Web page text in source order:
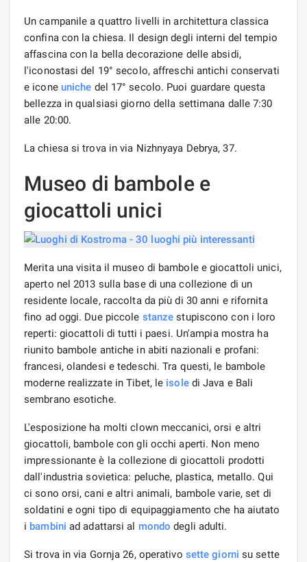
Un campanile a quattro livelli in architettura classica
confina con la chiesa. Il design degli interni del tempio
affascina con la bella decorazione delle absidi,
l'iconostasi del 19° secolo, affreschi antichi conservati
e icone uniche del 17° secolo. Puoi guardare questa
bellezza in qualsiasi giorno della settimana dalle 7:30
alle 20:00.
La chiesa si trova in via Nizhnyaya Debrya, 37.
Museo di bambole e
giocattoli unici
Merita una visita il museo di bambole e giocattoli unici,
aperto nel 2013 sulla base di una collezione di un
residente locale, raccolta da più di 30 anni e rifornita
fino ad oggi. Due piccole stanze stupiscono con i loro
reperti: giocattoli di tutti i paesi. Un'ampia mostra ha
riunito bambole antiche in abiti nazionali e profani:
francesi, olandesi e tedeschi. Tra questi, le bambole
moderne realizzate in Tibet, le isoledi Java e Bali
sembrano esotiche.
L'esposizione ha molti clown meccanici, orsi e altri
giocattoli, bambole con gli occhi aperti. Non meno
impressionante è la collezione di giocattoli prodotti
dall'industria sovietica: peluche, plastica, metallo. Qui
ci sono orsi, cani e altri animali, bambole varie, set di
soldatini e ogni tipo di equipaggiamento che ha aiutato
i bambini ad adattarsi al mondo degli adulti.
Si trova in via Gornja 26, operativo sette giorni su sette